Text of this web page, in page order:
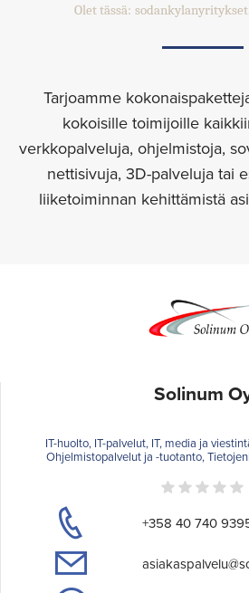
Olet tässä:
Tarjoamme
kokoisille toimijoille
verkkopalveluja, ohjelmistoja,
nettisivuja, 3D-palveluja tai
liiketoiminnan kehittämistä
Solinum
IT-huolto, IT-palvelut, IT, media ja
Ohjelmistopalvelut ja -tuotanto,
+358 40 740